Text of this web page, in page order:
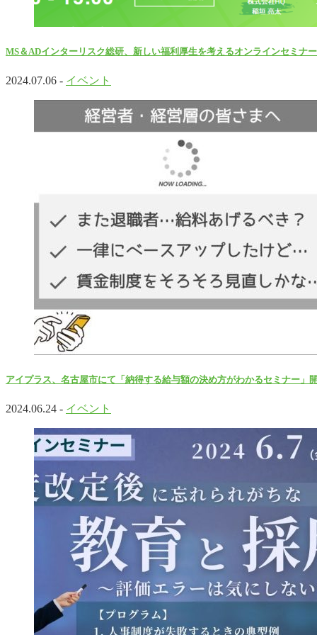
MS＆ADインターリスク総研、新しい福利厚生を考えるオンラインセミナ
2024.07.06 - イベント
アイプラス、名古屋市にて「納得する給与額の決め方がわかるセミナー」
2024.06.24 - イベント